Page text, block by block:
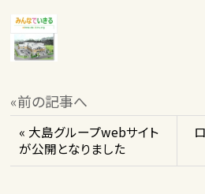
«前の記事へ
« 大島グループwebサイト
が公開となりました